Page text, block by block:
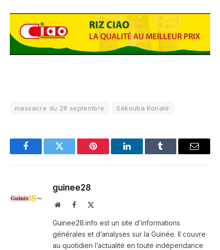
massacre du 28 septembre Sékouba Konaté
FacebookTwitter Pinterest LinkedInTumblr Email
guinee28
WebsiteFacebook
Guinee28.info est un site d’informations
générales et d’analyses sur la Guinée. Il couvre
au quotidien l’actualité en toute indépendance